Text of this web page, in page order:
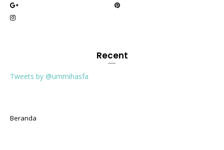
Recent
Tweets by @ummihasfa
Beranda